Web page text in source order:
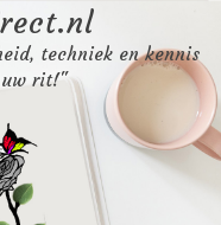
techniek en kennis
uw rit!"